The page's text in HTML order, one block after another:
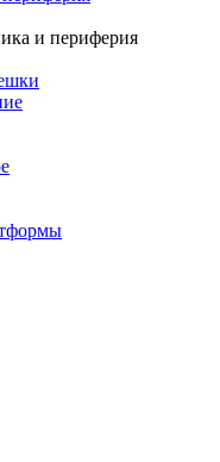
и периферия